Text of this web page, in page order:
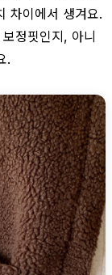
차이에서 생겨요.
정핏인지, 아니
.